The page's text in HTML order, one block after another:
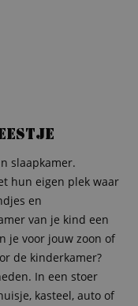
slaapkamer.
hun eigen plek waar
en
van je kind een
je voor jouw zoon of
de kinderkamer?
In een stoer
kasteel, auto of